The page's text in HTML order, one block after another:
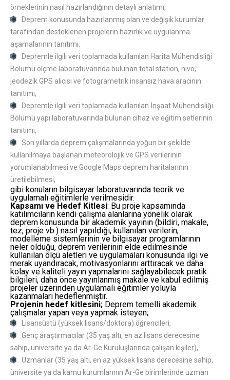
örneklerinin nasıl hazırlandığının detaylı anlatımı,
Deprem konusunda hazırlanmış olan ve değişik kurumlar
tarafından desteklenen projelerin hazırlık ve uygulanma
aşamalarının tanıtımı,
Depremle ilgili veri toplamada kullanılan Harita Mühendisliği
Bölümü ölçme laboratuvarında bulunan total station, nivo,
jeodezik GPS alıcısı ve fotogrametrik insansız hava aracının
tanıtımı,
Depremle ilgili veri toplamada kullanılan İnşaat Mühendisliği
Bölümü yapı laboratuvarında bulunan cihaz ve eğitim setlerinin
tanıtımı,
Son yıllarda deprem çalışmalarında yoğun bir şekilde
kullanılmaya başlanan meteorolojik ve GPS verilerinin
yorumlanabilmesi ve Google Maps deprem haritalarının
üretilebilmesi,
gibi konuların bilgisayar laboratuvarında teorik ve
uygulamalı eğitimlerle verilmesidir.
Kapsamı ve Hedef Kitlesi: Bu proje kapsamında
katılımcıların kendi çalışma alanlarına yönelik olarak
deprem konusunda bir akademik yayının (bildiri, makale,
tez, proje vb.) nasıl yapıldığı, kullanılan verilerin,
modelleme sistemlerinin ve bilgisayar programlarının
neler olduğu, deprem verilerinin elde edilmesinde
kullanılan ölçü aletleri ve uygulamaları konusunda ilgi ve
merak uyandıracak, motivasyonlarını arttıracak ve daha
kolay ve kaliteli yayın yapmalarını sağlayabilecek pratik
bilgileri, daha önce yayınlanmış makale ve kabul edilmiş
projeler üzerinden uygulamalı eğitimler yoluyla
kazanmaları hedeflenmiştir.
Projenin hedef kitlesini; Deprem temelli akademik
çalışmalar yapan veya yapmak isteyen;
Lisansüstü (yüksek lisans/doktora) öğrencileri,
Genç araştırmacılar (35 yaş altı, en az lisans derecesine
sahip, üniversite ya da Ar-Ge Kuruluşlarında çalışan kişiler),
Uzmanlar (35 yaş altı, en az yüksek lisans derecesine sahip,
üniversite ya da kamu kurumlarının Ar-Ge birimlerinde uzman